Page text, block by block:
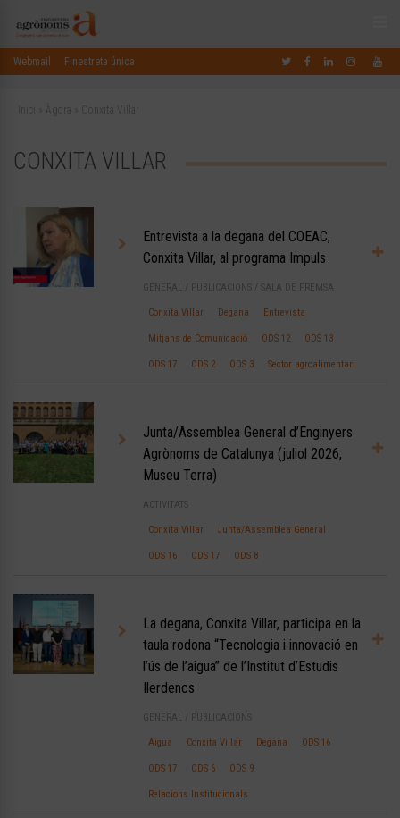
Webmail Finestreta única
Inici Àgora Conxita Villar
CONXITA VILLAR
Entrevista a la degana del COEAC,
Conxita Villar, al programa Impuls
GENERAL PUBLICACIONS SALA DE PREMSA
Conxita Villar Degana Entrevista
Mitjans de Comunicació ODS 12 ODS 13
ODS 17 ODS 2 ODS 3 Sector agroalimentari
Junta/Assemblea General d’Enginyers
Agrònoms de Catalunya (juliol 2026,
Museu Terra)
ACTIVITATS
Conxita Villar Junta/Assemblea General
ODS 16 ODS 17 ODS 8
La degana, Conxita Villar, participa en la
taula rodona “Tecnologia i innovació en
l’ús de l’aigua” de l’Institut d’Estudis
Ilerdencs
GENERAL PUBLICACIONS
Aigua Conxita Villar Degana ODS 16
ODS 17 ODS 6 ODS 9
Relacions Institucionals